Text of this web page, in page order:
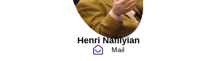
Henri Nafilyian
Mail